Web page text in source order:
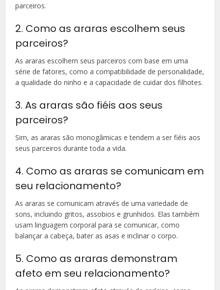
parceiros.
2. Como as araras escolhem seus
parceiros?
As araras escolhem seus parceiros com base em uma
série de fatores, como a compatibilidade de personalidade,
a qualidade do ninho e a capacidade de cuidar dos filhotes.
3. As araras são fiéis aos seus
parceiros?
Sim, as araras são monogâmicas e tendem a ser fiéis aos
seus parceiros durante toda a vida.
4. Como as araras se comunicam em
seu relacionamento?
As araras se comunicam através de uma variedade de
sons, incluindo gritos, assobios e grunhidos. Elas também
usam linguagem corporal para se comunicar, como
balançar a cabeça, bater as asas e inclinar o corpo.
5. Como as araras demonstram
afeto em seu relacionamento?